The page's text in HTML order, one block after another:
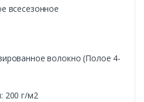
всесезонное
волокно (Полое 4-
200 г/м2